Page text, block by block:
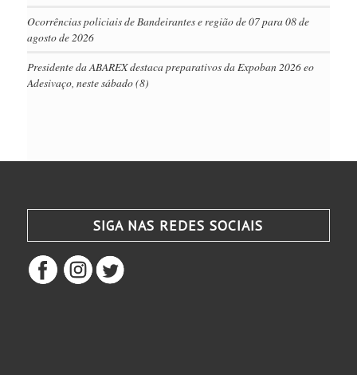
Ocorrências policiais de Bandeirantes e região de 07 para 08 de
agosto de 2026
Presidente da ABAREX destaca preparativos da Expoban 2026 eo
Adesivaço, neste sábado (8)
SIGA NAS REDES SOCIAIS